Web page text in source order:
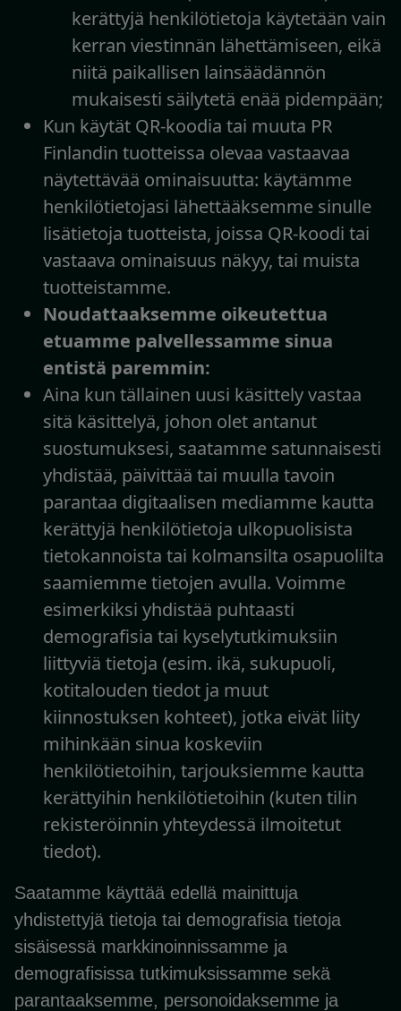
kerättyjä henkilötietoja käytetään vain
kerran viestinnän lähettämiseen, eikä
niitä paikallisen lainsäädännön
mukaisesti säilytetä enää pidempään;
Kun käytät QR-koodia tai muuta PR
Finlandin tuotteissa olevaa vastaavaa
näytettävää ominaisuutta: käytämme
henkilötietojasi lähettääksemme sinulle
lisätietoja tuotteista, joissa QR-koodi tai
vastaava ominaisuus näkyy, tai muista
tuotteistamme.
Noudattaaksemme oikeutettua
etuamme palvellessamme sinua
entistä paremmin:
Aina kun tällainen uusi käsittely vastaa
sitä käsittelyä, johon olet antanut
suostumuksesi, saatamme satunnaisesti
yhdistää, päivittää tai muulla tavoin
parantaa digitaalisen mediamme kautta
kerättyjä henkilötietoja ulkopuolisista
tietokannoista tai kolmansilta osapuolilta
saamiemme tietojen avulla. Voimme
esimerkiksi yhdistää puhtaasti
demografisia tai kyselytutkimuksiin
liittyviä tietoja (esim. ikä, sukupuoli,
kotitalouden tiedot ja muut
kiinnostuksen kohteet), jotka eivät liity
mihinkään sinua koskeviin
henkilötietoihin, tarjouksiemme kautta
kerättyihin henkilötietoihin (kuten tilin
rekisteröinnin yhteydessä ilmoitetut
tiedot).
Saatamme käyttää edellä mainittuja
yhdistettyjä tietoja tai demografisia tietoja
sisäisessä markkinoinnissamme ja
demografisissa tutkimuksissamme sekä
parantaaksemme, personoidaksemme ja